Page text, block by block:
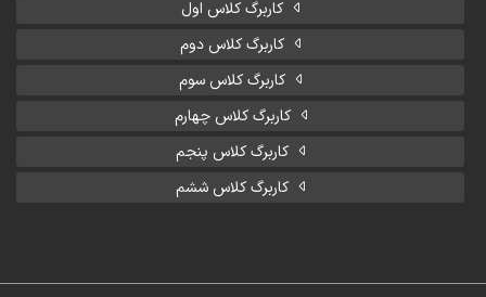
کاربرگ کلاس اول
کاربرگ کلاس دوم
کاربرگ کلاس سوم
کاربرگ کلاس چهارم
کاربرگ کلاس پنجم
کاربرگ کلاس ششم